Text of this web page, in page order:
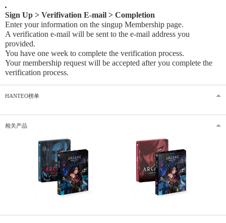
Sign Up > Verifivation E-mail > Completion
Enter your information on the singup Membership page.
A verification e-mail will be sent to the e-mail address you
provided.
You have one week to complete the verification process.
Your membership request will be accepted after you complete the
verification process.
HANTEO榜单
相关产品